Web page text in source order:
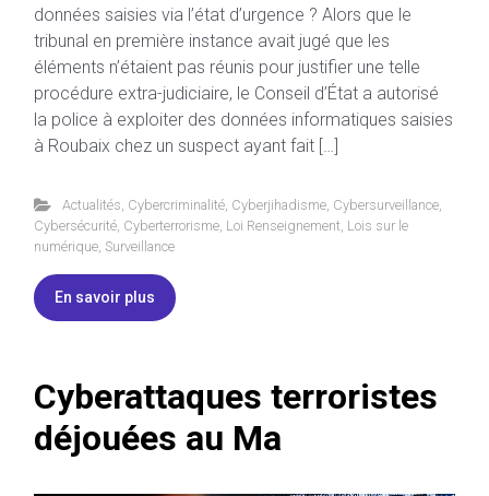
données saisies via l’état d’urgence ? Alors que le
tribunal en première instance avait jugé que les
éléments n’étaient pas réunis pour justifier une telle
procédure extra-judiciaire, le Conseil d’État a autorisé
la police à exploiter des données informatiques saisies
à Roubaix chez un suspect ayant fait […]
Actualités Cybercriminalité, Cyberjihadisme, Cybersurveillance,
Cybersécurité Cyberterrorisme Loi Renseignement Lois sur le
numérique Surveillance
En savoir plus
Cyberattaques terroristes
déjouées au Ma